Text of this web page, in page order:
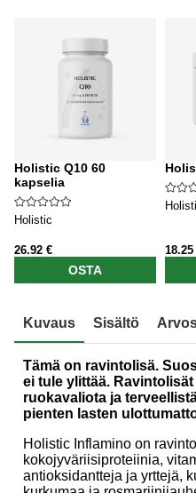
Holistic Q10 60
kapselia
Holistic
26.92 €
OSTA
18.25
Kuvaus Sisältö
Tämä on ravintolisä.
ei tule ylittää.
ruokavaliota ja
pienten lasten
Holistic Inflamino on
kokojyväriisiproteiinia,
antioksidantteja ja yrttejä,